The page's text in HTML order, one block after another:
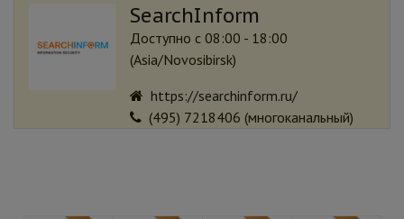
SearchInform
Доступно с 08:00 - 18:00
(Asia/Novosibirsk)
https://searchinform.ru/
(495) 7218406 (многоканальный)